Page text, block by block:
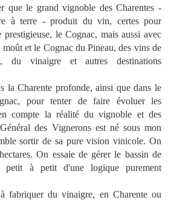
que le grand vignoble des Charentes -
à terre - produit du vin, certes pour
prestigieuse, le Cognac, mais aussi avec
et le Cognac du Pineau, des vins de
du vinaigre et autres destinations
la Charente profonde, ainsi que dans le
pour tenter de faire évoluer les
compte la réalité du vignoble et des
des Vignerons est né sous mon
sortir de sa pure vision vinicole. On
On essaie de gérer le bassin de
à petit d'une logique purement
fabriquer du vinaigre, en Charente ou